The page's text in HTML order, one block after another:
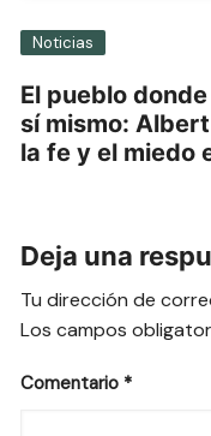
Noticias
El pueblo
sí mismo:
la fe y el miedo
Deja una
Tu dirección de
Los campos
Comentario *